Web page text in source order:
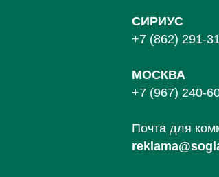
СИРИУС
+7 (862) 291-
МОСКВА
+7 (967) 240-
Почта для